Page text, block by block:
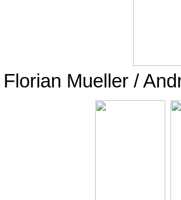
Florian Mueller /